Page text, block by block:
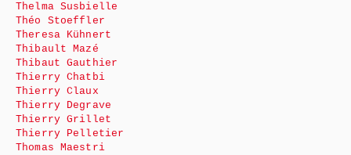
Thelma Susbielle
Théo Stoeffler
Theresa Kühnert
Thibault Mazé
Thibaut Gauthier
Thierry Chatbi
Thierry Claux
Thierry Degrave
Thierry Grillet
Thierry Pelletier
Thomas Maestri